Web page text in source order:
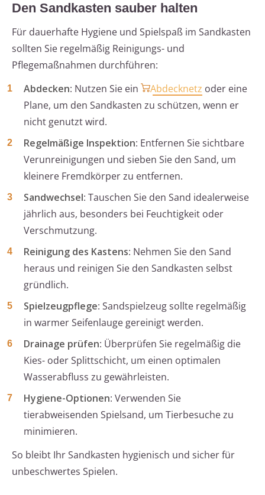
Den Sandkasten sauber halten
Für dauerhafte Hygiene und Spielspaß im Sandkasten
sollten Sie regelmäßig Reinigungs- und
Pflegemaßnahmen durchführen:
Abdecken: Nutzen Sie ein Abdecknetz oder eine
Plane, um den Sandkasten zu schützen, wenn er
nicht genutzt wird.
Regelmäßige Inspektion: Entfernen Sie sichtbare
Verunreinigungen und sieben Sie den Sand, um
kleinere Fremdkörper zu entfernen.
Sandwechsel: Tauschen Sie den Sand idealerweise
jährlich aus, besonders bei Feuchtigkeit oder
Verschmutzung.
Reinigung des Kastens: Nehmen Sie den Sand
heraus und reinigen Sie den Sandkasten selbst
gründlich.
Spielzeugpflege: Sandspielzeug sollte regelmäßig
in warmer Seifenlauge gereinigt werden.
Drainage prüfen: Überprüfen Sie regelmäßig die
Kies- oder Splittschicht, um einen optimalen
Wasserabfluss zu gewährleisten.
Hygiene-Optionen: Verwenden Sie
tierabweisenden Spielsand, um Tierbesuche zu
minimieren.
So bleibt Ihr Sandkasten hygienisch und sicher für
unbeschwertes Spielen.